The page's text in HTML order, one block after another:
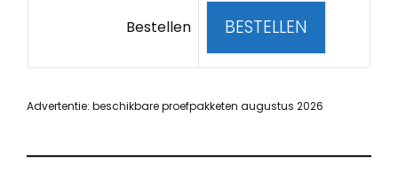
Bestellen BESTELLEN
Advertentie: beschikbare proefpakketen augustus 2026